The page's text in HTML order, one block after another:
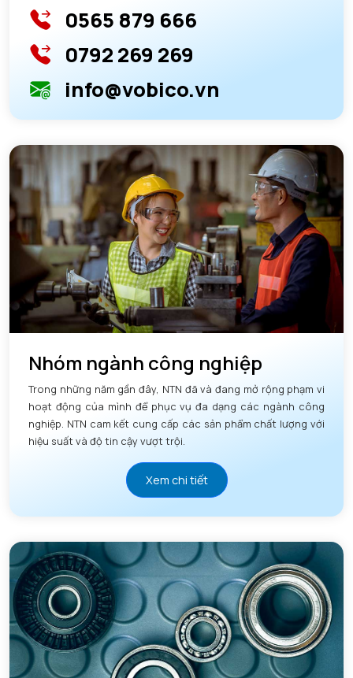
0565 879 666
0792 269 269
info@vobico.vn
Nhóm ngành công nghiệp
Trong những năm gần đây, NTN đã và đang mở rộng phạm vi
hoạt động của mình để phục vụ đa dạng các ngành công
nghiệp. NTN cam kết cung cấp các sản phẩm chất lượng với
hiệu suất và độ tin cậy vượt trội.
Xem chi tiết